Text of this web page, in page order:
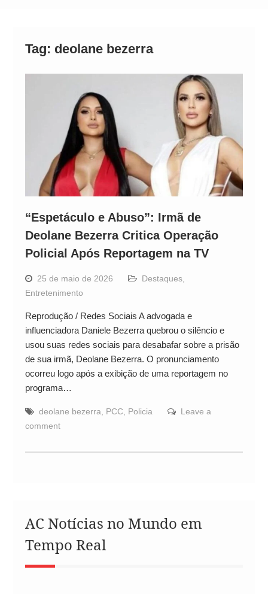
Tag: deolane bezerra
“Espetáculo e Abuso”: Irmã de
Deolane Bezerra Critica Operação
Policial Após Reportagem na TV
25 de maio de 2026 Destaques,
Entretenimento
Reprodução / Redes Sociais A advogada e
influenciadora Daniele Bezerra quebrou o silêncio e
usou suas redes sociais para desabafar sobre a prisão
de sua irmã, Deolane Bezerra. O pronunciamento
ocorreu logo após a exibição de uma reportagem no
programa…
deolane bezerra, PCC, Policia
Leave a
comment
AC Notícias no Mundo em
Tempo Real